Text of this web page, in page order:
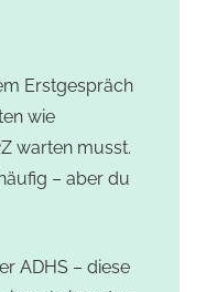
Erstgespräch
wie
warten musst.
– aber du
ADHS – diese